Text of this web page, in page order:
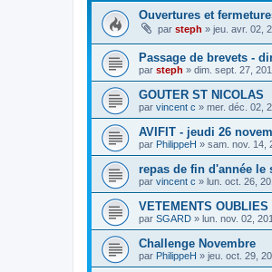
Ouvertures et
par steph » jeu. avr. 02,
Passage de brevets -
par steph » dim. sept. 27,
GOUTER ST NICOLAS
par vincent c » mer. déc. 02,
AVIFIT - jeudi 26
par PhilippeH » sam. nov. 14,
repas de fin d'année le
par vincent c » lun. oct. 26,
VETEMENTS
par SGARD » lun. nov. 02,
Challenge Novembre
par PhilippeH » jeu. oct. 29,